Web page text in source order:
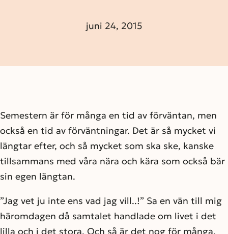
juni 24, 2015
Semestern är för många en tid av förväntan, men
också en tid av förväntningar. Det är så mycket vi
längtar efter, och så mycket som ska ske, kanske
tillsammans med våra nära och kära som också bär
sin egen längtan.
”Jag vet ju inte ens vad jag vill..!” Sa en vän till mig
häromdagen då samtalet handlade om livet i det
lilla och i det stora. Och så är det nog för många.